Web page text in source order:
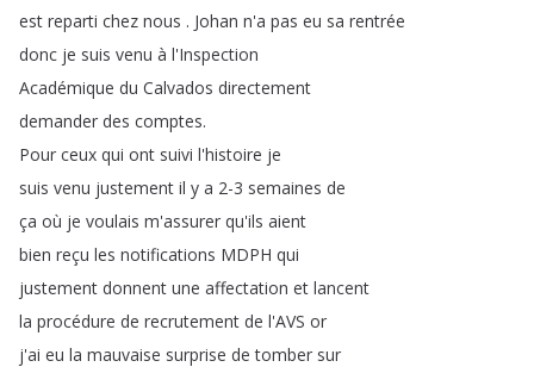
est reparti chez nous . Johan n'a pas eu sa rentrée
donc je suis venu à l'Inspection
Académique du Calvados directement
demander des comptes.
Pour ceux qui ont suivi l'histoire je
suis venu justement il y a 2-3 semaines de
ça où je voulais m'assurer qu'ils aient
bien reçu les notifications MDPH qui
justement donnent une affectation et lancent
la procédure de recrutement de l'AVS or
j'ai eu la mauvaise surprise de tomber sur